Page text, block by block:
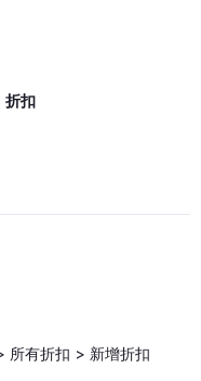
折扣
所有折扣 > 新增折扣